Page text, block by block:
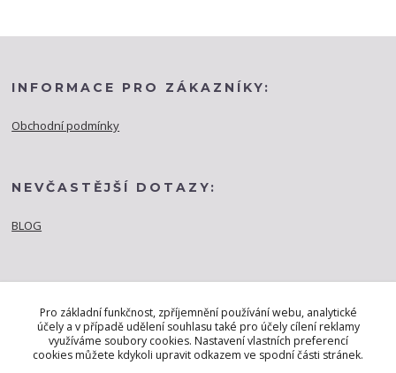
INFORMACE PRO ZÁKAZNÍKY:
Obchodní podmínky
NEVČASTĚJŠÍ DOTAZY:
BLOG
Pro základní funkčnost, zpříjemnění používání webu, analytické
účely a v případě udělení souhlasu také pro účely cílení reklamy
využíváme soubory cookies. Nastavení vlastních preferencí
cookies můžete kdykoli upravit odkazem ve spodní části stránek.